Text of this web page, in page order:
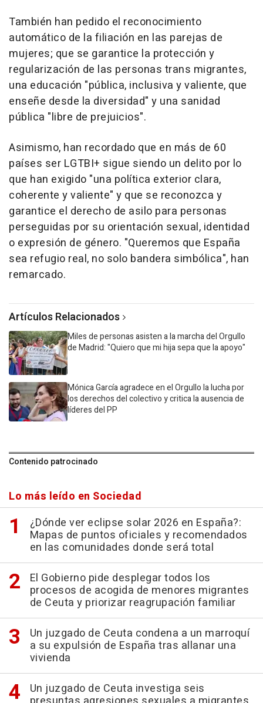
También han pedido el reconocimiento
automático de la filiación en las parejas de
mujeres; que se garantice la protección y
regularización de las personas trans migrantes,
una educación "pública, inclusiva y valiente, que
enseñe desde la diversidad" y una sanidad
pública "libre de prejuicios".
Asimismo, han recordado que en más de 60
países ser LGTBI+ sigue siendo un delito por lo
que han exigido "una política exterior clara,
coherente y valiente" y que se reconozca y
garantice el derecho de asilo para personas
perseguidas por su orientación sexual, identidad
o expresión de género. "Queremos que España
sea refugio real, no solo bandera simbólica", han
remarcado.
Artículos Relacionados
Miles de personas asisten a la marcha del Orgullo
de Madrid: "Quiero que mi hija sepa que la apoyo"
Mónica García agradece en el Orgullo la lucha por
los derechos del colectivo y critica la ausencia de
líderes del PP
Contenido patrocinado
Lo más leído en Sociedad
¿Dónde ver eclipse solar 2026 en España?:
Mapas de puntos oficiales y recomendados
en las comunidades donde será total
El Gobierno pide desplegar todos los
procesos de acogida de menores migrantes
de Ceuta y priorizar reagrupación familiar
Un juzgado de Ceuta condena a un marroquí
a su expulsión de España tras allanar una
vivienda
Un juzgado de Ceuta investiga seis